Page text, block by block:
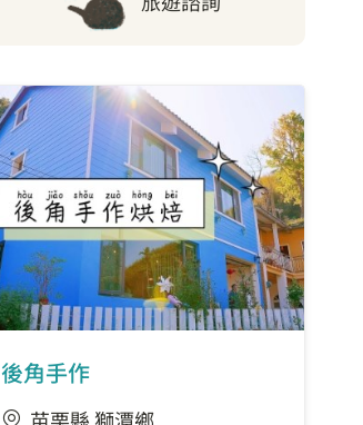
後角手作
苗栗縣 獅潭鄉